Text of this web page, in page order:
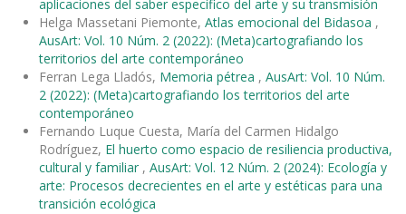
aplicaciones del saber específico del arte y su transmisión
Helga Massetani Piemonte, Atlas emocional del Bidasoa ,
AusArt: Vol. 10 Núm. 2 (2022): (Meta)cartografiando los
territorios del arte contemporáneo
Ferran Lega Lladós, Memoria pétrea , AusArt: Vol. 10 Núm.
2 (2022): (Meta)cartografiando los territorios del arte
contemporáneo
Fernando Luque Cuesta, María del Carmen Hidalgo
Rodríguez, El huerto como espacio de resiliencia productiva,
cultural y familiar , AusArt: Vol. 12 Núm. 2 (2024): Ecología y
arte: Procesos decrecientes en el arte y estéticas para una
transición ecológica